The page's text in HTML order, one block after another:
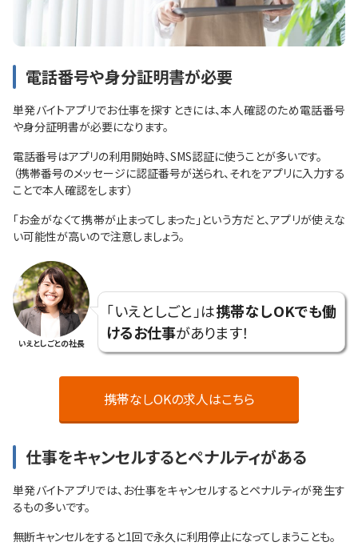
電話番号や身分証明書が必要
単発バイトアプリでお仕事を探すときには、本人確認のため電話番号
や身分証明書が必要になります。
電話番号はアプリの利用開始時、SMS認証に使うことが多いです。
（携帯番号のメッセージに認証番号が送られ、それをアプリに入力する
ことで本人確認をします）
「お金がなくて携帯が止まってしまった」という方だと、アプリが使えな
い可能性が高いので注意しましょう。
いえとしごとの社長
「いえとしごと」は携帯なしOKでも働
けるお仕事があります！
携帯なしOKの求人はこちら
仕事をキャンセルするとペナルティがある
単発バイトアプリでは、お仕事をキャンセルするとペナルティが発生す
るもの多いです。
無断キャンセルをすると1回で永久に利用停止になってしまうことも。